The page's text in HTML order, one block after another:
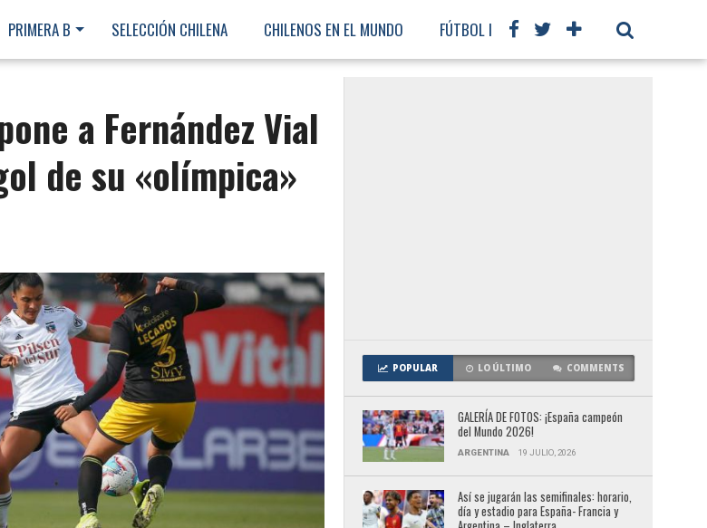
PRIMERA B SELECCIÓN CHILENA CHILENOS EN EL MUNDO FÚTBOL INTERNACIONAL
a Fernández Vial
de su «olímpica»
POPULAR LO ÚLTIMO COMMENTS
GALERÍA DE FOTOS: ¡España campeón
del Mundo 2026!
ARGENTINA 19 JULIO, 2026
Así se jugarán las semifinales: horario,
día y estadio para España- Francia y